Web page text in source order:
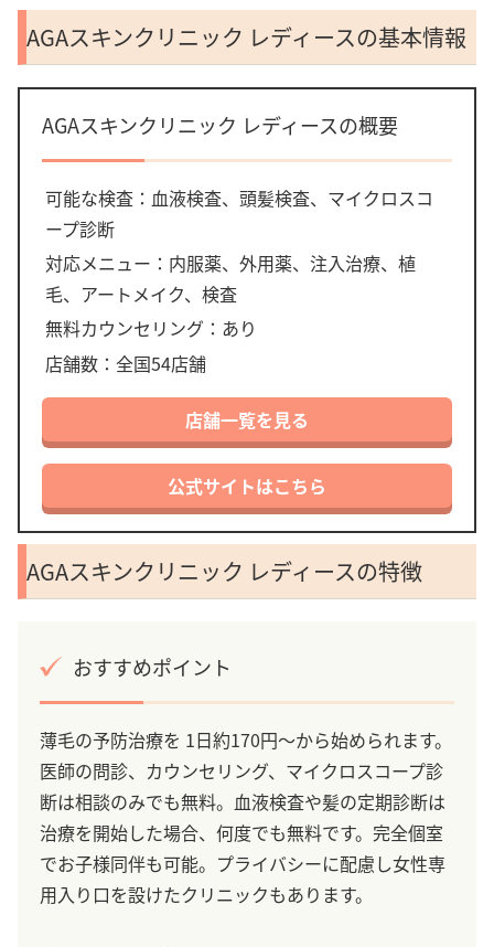
AGAスキンクリニック レディースの基本情報
AGAスキンクリニック レディースの概要
可能な検査：血液検査、頭髪検査、マイクロスコ
ープ診断
対応メニュー：内服薬、外用薬、注入治療、植
毛、アートメイク、検査
無料カウンセリング：あり
店舗数：全国54店舗
店舗一覧を見る
公式サイトはこちら
AGAスキンクリニック レディースの特徴
おすすめポイント
薄毛の予防治療を 1日約170円～から始められます。
医師の問診、カウンセリング、マイクロスコープ診
断は相談のみでも無料。血液検査や髪の定期診断は
治療を開始した場合、何度でも無料です。完全個室
でお子様同伴も可能。プライバシーに配慮し女性専
用入り口を設けたクリニックもあります。